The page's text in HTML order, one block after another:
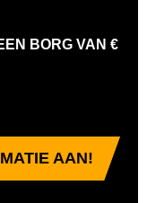
BORG VAN €
AAN!